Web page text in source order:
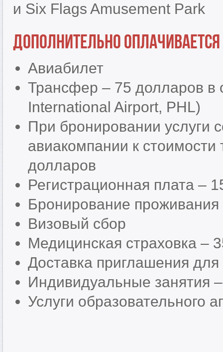
и Six Flags Amusement Park
Дополнительно оплачивается
Авиабилет
Трансфер – 75 долларов в
International Airport, PHL)
При бронировании услуги
авиакомпании к
долларов
Регистрационная плата –
Бронирование
Визовый сбор
Медицинская страховка –
Доставка приглашения
Индивидуальные занятия
Услуги образовательного